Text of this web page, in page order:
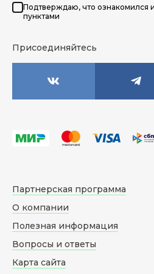
Подтверждаю, что ознакомился
пунктами
Присоединяйтесь
Партнерская программа
О компании
Полезная информация
Вопросы и ответы
Карта сайта